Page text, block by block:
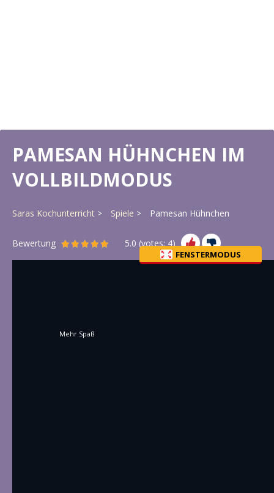
PAMESAN HÜHNCHEN IM
VOLLBILDMODUS
Saras Kochunterricht Spiele Pamesan Hühnchen
Bewertung 5.0 (votes:4)
FENSTERMODUS
Mehr Spaß